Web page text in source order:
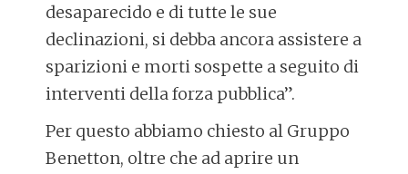
desaparecido e di tutte le sue
declinazioni, si debba ancora assistere a
sparizioni e morti sospette a seguito di
interventi della forza pubblica”.
Per questo abbiamo chiesto al Gruppo
Benetton, oltre che ad aprire un